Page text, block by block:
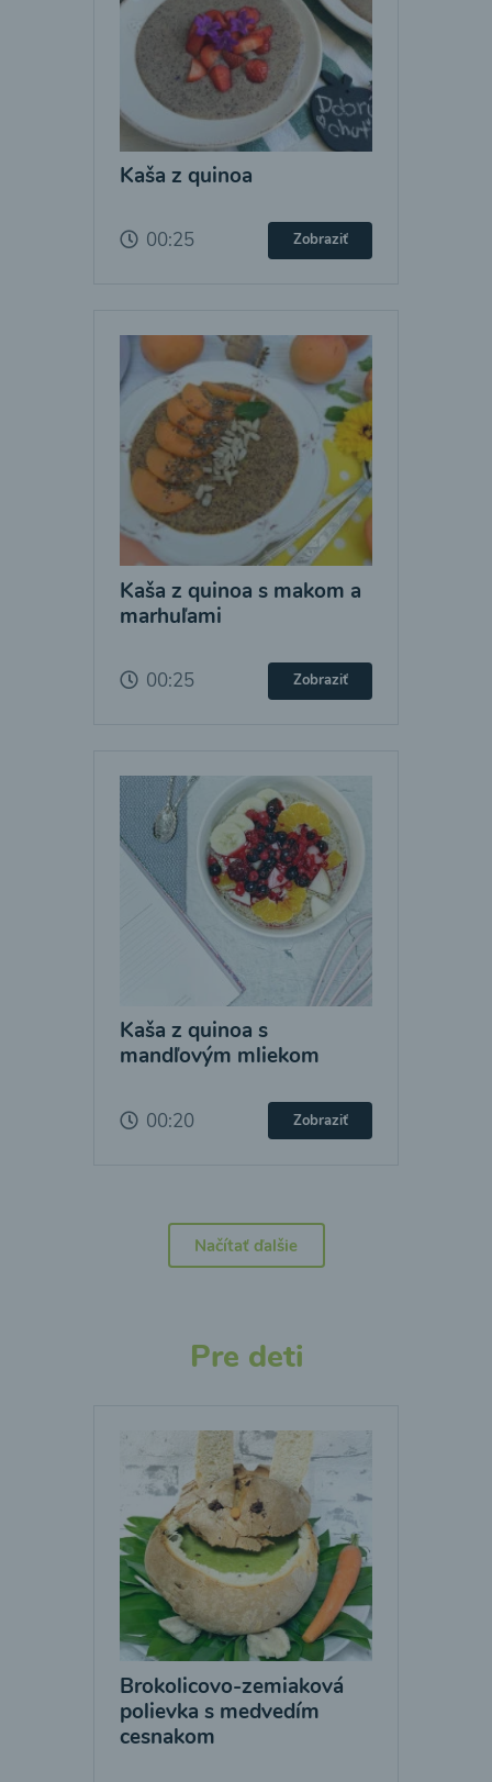
Kaša z quinoa
00:25 Zobraziť
Kaša z quinoa s makom a
marhuľami
00:25 Zobraziť
Kaša z quinoa s
mandľovým mliekom
00:20 Zobraziť
Načítať ďalšie
Pre deti
Brokolicovo-zemiaková
polievka s medvedím
cesnakom